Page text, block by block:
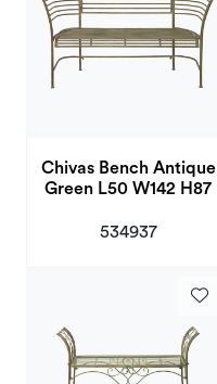
Chivas Bench Antique
Green L50 W142 H87
534937